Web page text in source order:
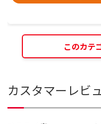
このカテ
カスタマーレビ